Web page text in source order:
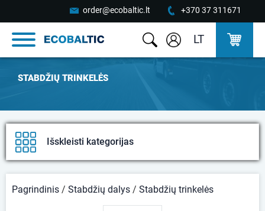
order@ecobaltic.lt +370 37 311671
LT
STABDŽIŲ TRINKELĖS
Išskleisti kategorijas
Pagrindinis / Stabdžių dalys / Stabdžių trinkelės